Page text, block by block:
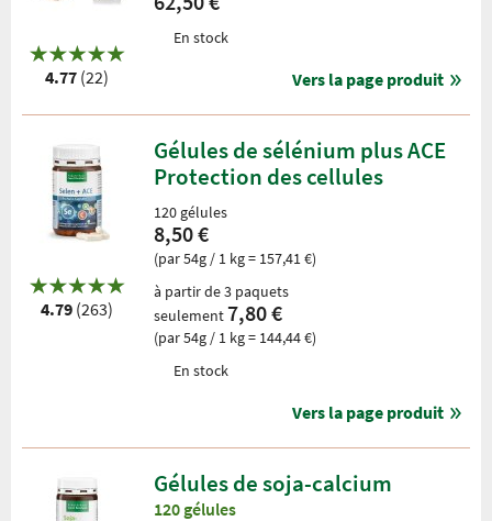
4.77 (22)
En stock
Vers la page produit
4.79 (263)
Gélules de sélénium plus ACE
Protection des cellules
120 gélules
8,50 €
(par 54g / 1 kg = 157,41 €)
à partir de 3 paquets
seulement7,80 €
(par 54g / 1 kg = 144,44 €)
En stock
Vers la page produit
Gélules de soja-calcium
120 gélules